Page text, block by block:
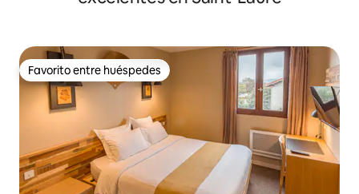
Favorito entre huéspedes
Favorito entre huéspedes